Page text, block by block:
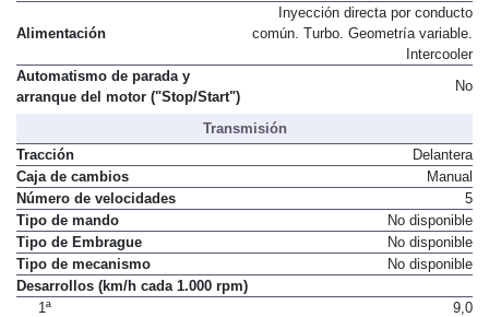
Alimentación
Inyección directa por conducto
común. Turbo. Geometría variable.
Intercooler
Automatismo de parada y
arranque del motor ("Stop/Start")
No
Transmisión
Tracción
Delantera
Caja de cambios
Manual
Número de velocidades
5
Tipo de mando
No disponible
Tipo de Embrague
No disponible
Tipo de mecanismo
No disponible
Desarrollos (km/h cada 1.000 rpm)
1ª
9,0